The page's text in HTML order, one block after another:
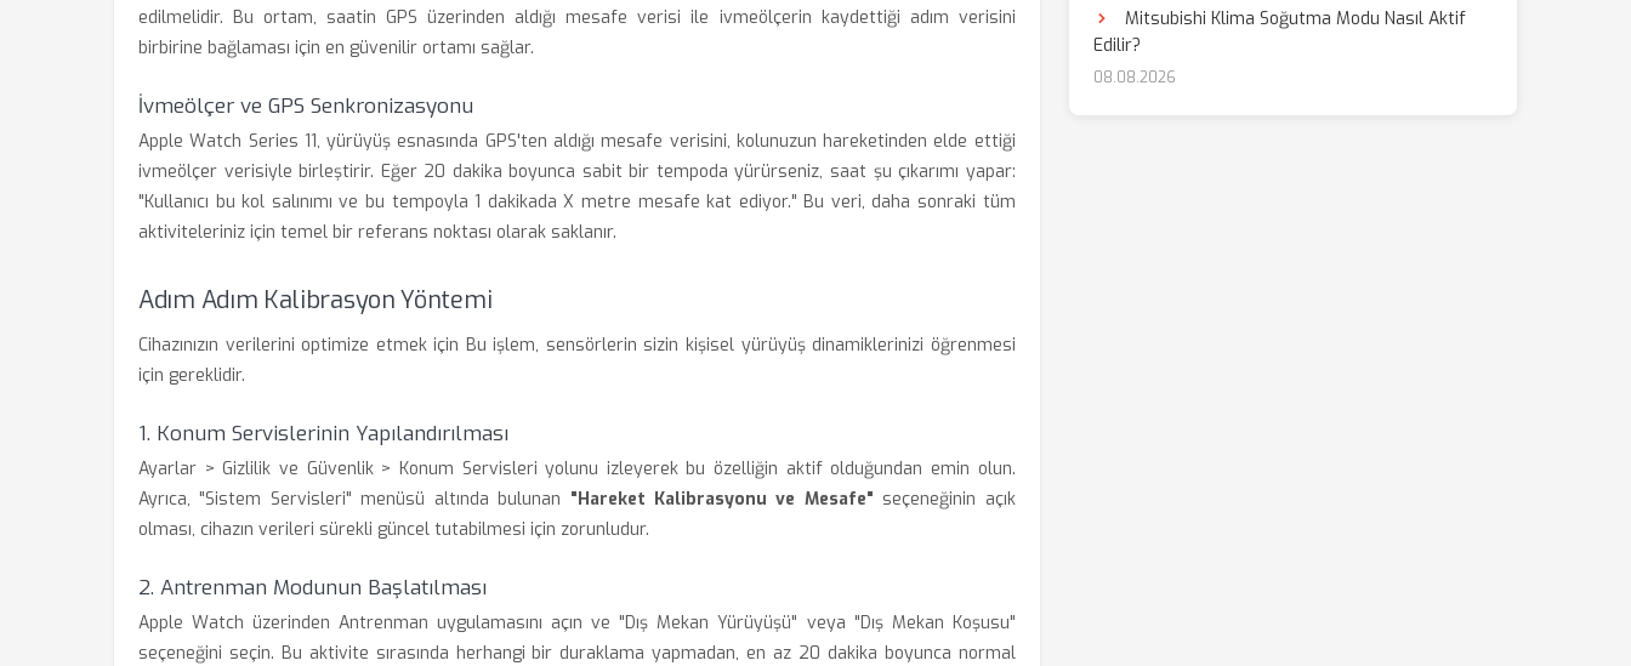
edilmelidir. Bu ortam, saatin GPS üzerinden aldığı mesafe verisi ile ivmeölçerin kaydettiği adım verisini
birbirine bağlaması için en güvenilir ortamı sağlar.
İvmeölçer ve GPS Senkronizasyonu
Apple Watch Series 11, yürüyüş esnasında GPS'ten aldığı mesafe verisini, kolunuzun hareketinden elde ettiği
ivmeölçer verisiyle birleştirir. Eğer 20 dakika boyunca sabit bir tempoda yürürseniz, saat şu çıkarımı yapar:
"Kullanıcı bu kol salınımı ve bu tempoyla 1 dakikada X metre mesafe kat ediyor." Bu veri, daha sonraki tüm
aktiviteleriniz için temel bir referans noktası olarak saklanır.
Adım Adım Kalibrasyon Yöntemi
Cihazınızın verilerini optimize etmek için Bu işlem, sensörlerin sizin kişisel yürüyüş dinamiklerinizi öğrenmesi
için gereklidir.
1. Konum Servislerinin Yapılandırılması
Ayarlar > Gizlilik ve Güvenlik > Konum Servisleri yolunu izleyerek bu özelliğin aktif olduğundan emin olun.
Ayrıca, "Sistem Servisleri" menüsü altında bulunan "Hareket Kalibrasyonu ve Mesafe" seçeneğinin açık
olması, cihazın verileri sürekli güncel tutabilmesi için zorunludur.
2. Antrenman Modunun Başlatılması
Apple Watch üzerinden Antrenman uygulamasını açın ve "Dış Mekan Yürüyüşü" veya "Dış Mekan Koşusu"
seçeneğini seçin. Bu aktivite sırasında herhangi bir duraklama yapmadan, en az 20 dakika boyunca normal
Mitsubishi Klima Soğutma Modu Nasıl Aktif
Edilir?
08.08.2026